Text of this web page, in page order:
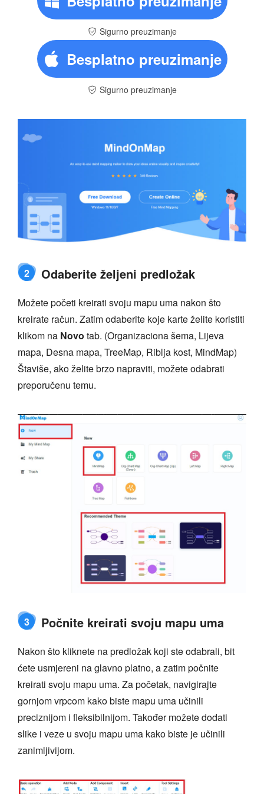
Sigurno preuzimanje
Besplatno preuzimanje
Sigurno preuzimanje
2 Odaberite željeni predložak
Možete početi kreirati svoju mapu uma nakon što
kreirate račun. Zatim odaberite koje karte želite koristiti
klikom na Novo tab. (Organizaciona šema, Lijeva
mapa, Desna mapa, TreeMap, Riblja kost, MindMap)
Štaviše, ako želite brzo napraviti, možete odabrati
preporučenu temu.
3 Počnite kreirati svoju mapu uma
Nakon što kliknete na predložak koji ste odabrali, bit
ćete usmjereni na glavno platno, a zatim počnite
kreirati svoju mapu uma. Za početak, navigirajte
gornjom vrpcom kako biste mapu uma učinili
preciznijom i fleksibilnijom. Također možete dodati
slike i veze u svoju mapu uma kako biste je učinili
zanimljivijom.